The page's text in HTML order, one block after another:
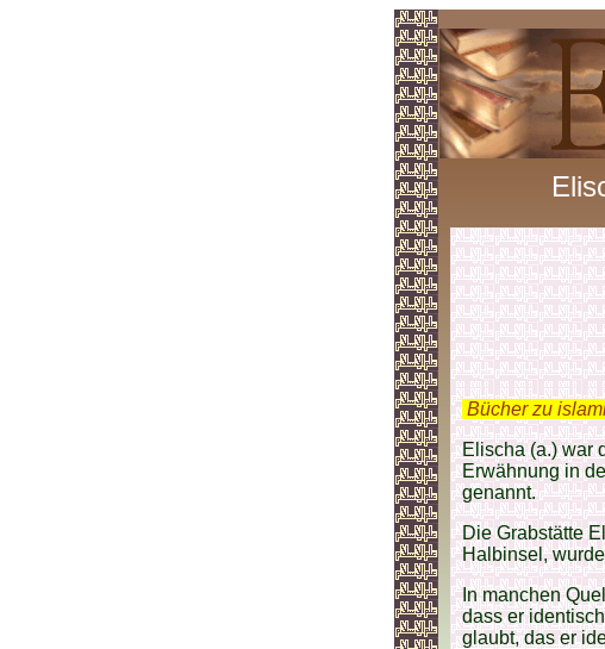
Bücher zu
Elischa (a.) war
Erwähnung in
genannt.
Die Grabstätte
Halbinsel,
In manchen
dass er
glaubt, das er